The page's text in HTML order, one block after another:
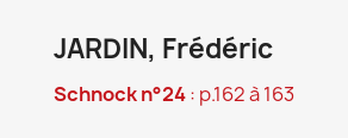
JARDIN, Frédéric
Schnock n°24: p.162 à 163